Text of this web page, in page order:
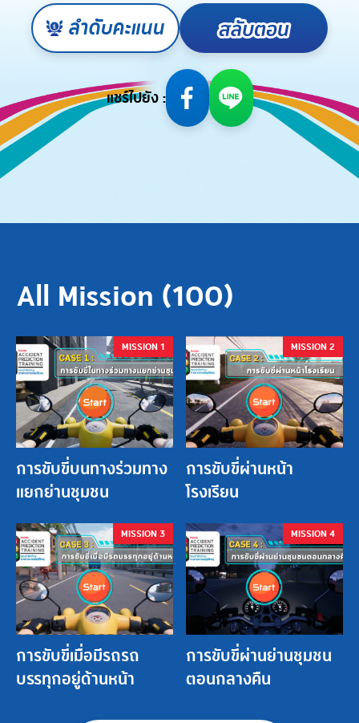
ลำดับคะแนน
แชร์ไปยัง :
All Mission (100)
MISSION 1
การขับขี่บนทางร่วมทาง
แยกย่านชุมชน
MISSION 2
การขับขี่ผ่านหน้า
โรงเรียน
MISSION 3
การขับขี่เมื่อมีรถรถ
บรรทุกอยู่ด้านหน้า
MISSION 4
การขับขี่ผ่านย่านชุมชน
ตอนกลางคืน